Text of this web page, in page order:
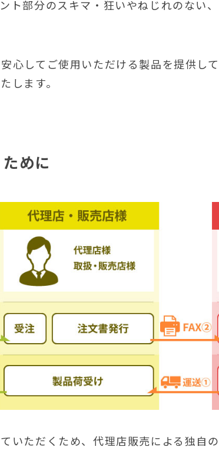
ト部分のスキマ・狂いやねじれのない
してご使用いただける製品を提供して
します。
めに
いただくため、代理店販売による独自